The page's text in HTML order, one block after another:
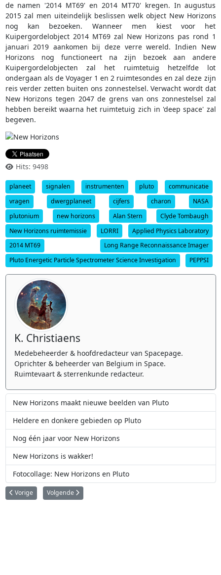
de namen '2014 MT69' en 2014 MT70' kregen. In augustus
2015 zal men uiteindelijk beslissen welk object New Horizons
nog kan bezoeken. Wanneer men kiest voor het
Kuipergordelobject 2014 MT69 zal New Horizons pas rond 1
januari 2019 aankomen bij deze verre wereld. Indien New
Horizons nog functioneert na zijn bezoek aan andere
Kuipergordelobjecten zal het ruimtetuig hetzelfde lot
ondergaan als de Voyager 1 en 2 ruimtesondes en zal deze zijn
reis verder zetten buiten ons zonnestelsel. Verwacht wordt dat
New Horizons tegen 2047 de grens van ons zonnestelsel zal
hebben bereikt waarna het ruimtetuig zich in 'deep space' zal
begeven.
Hits: 9498
planeet signalen instrumenten pluto
communicatie
vragen
dwergplaneet cijfers charon
NASA
plutonium
new horizons Alan Stern
Clyde Tombaugh
New Horizons ruimtemissie
LORRI
Applied Physics Laboratory
2014 MT69
Long Range Reconnaissance Imager
Pluto Energetic Particle Spectrometer Science Investigation
PEPPSI
K. Christiaens
Medebeheerder & hoofdredacteur van Spacepage.
Oprichter & beheerder van Belgium in Space.
Ruimtevaart & sterrenkunde redacteur.
New Horizons maakt nieuwe beelden van Pluto
Heldere en donkere gebieden op Pluto
Nog één jaar voor New Horizons
New Horizons is wakker!
Fotocollage: New Horizons en Pluto
Vorig artikel: Heldere en donkere gebieden op Pluto
Vorige Volgende artikel: Europese komeetlander Philae is terug
Volgende